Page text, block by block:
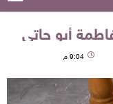
أبو حاتي
9:04 م